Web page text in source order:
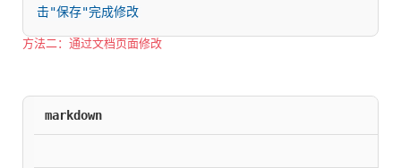
击"保存"完成修改
方法二：通过文档页面修改
markdown